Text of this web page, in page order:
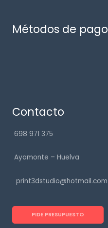
Métodos de pago
Contacto
698 971 375
Ayamonte – Huelva
print3dstudio@hotmail.com
PIDE PRESUPUESTO